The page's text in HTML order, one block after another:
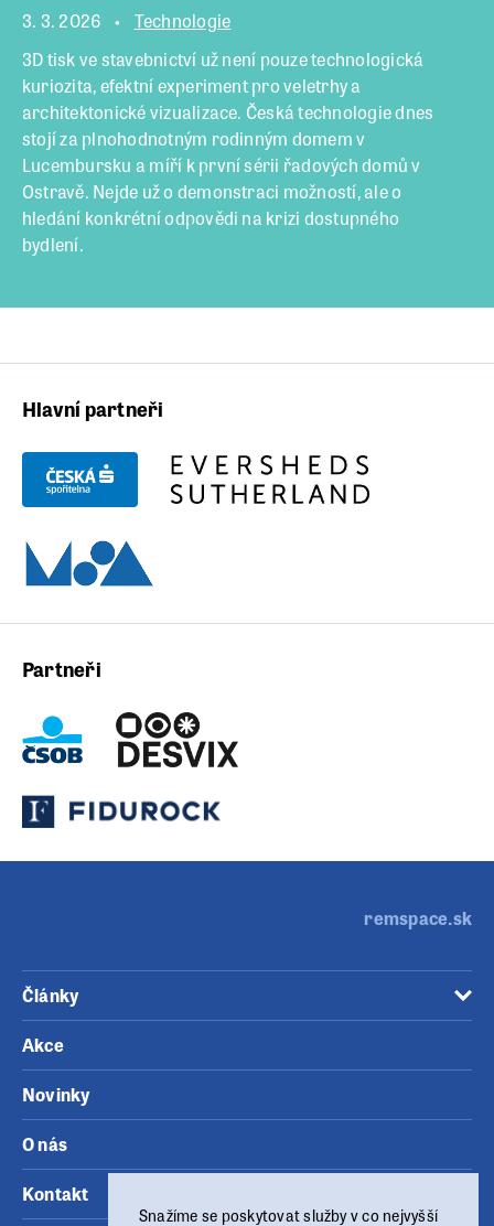
3. 3. 2026
Technologie
3D tisk ve stavebnictví už není pouze technologická
kuriozita, efektní experiment pro veletrhy a
architektonické vizualizace. Česká technologie dnes
stojí za plnohodnotným rodinným domem v
Lucembursku a míří k první sérii řadových domů v
Ostravě. Nejde už o demonstraci možností, ale o
hledání konkrétní odpovědi na krizi dostupného
bydlení.
Hlavní partneři
Partneři
remspace.sk
Články
Akce
Novinky
O nás
Kontakt
Snažíme se poskytovat služby v co nejvyšší